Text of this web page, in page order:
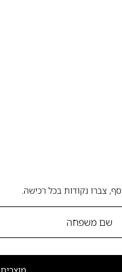
צברו נקודות בכל רכישה.
מוצרים